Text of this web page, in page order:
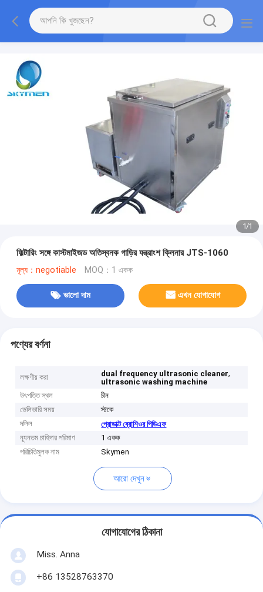
1/1
ফিল্টারিং সঙ্গে কাস্টমাইজড অতিস্বনক গাড়ির যন্ত্রাংশ ক্লিনার JTS-1060
মূল্য：negotiable MOQ：1 একক
ভালো দাম এখন যোগাযোগ
পণ্যের বর্ণনা
লক্ষণীয় করা dual frequency ultrasonic cleaner,
ultrasonic washing machine
উৎপত্তি স্থল
চীন
ডেলিভারি সময়
স্টকে
দলিল
প্রোডাক্ট ব্রোশিওর পিডিএফ
ন্যূনতম চাহিদার পরিমাণ
1 একক
পরিচিতিমুলক নাম
Skymen
আরো দেখুন
যোগাযোগের ঠিকানা
Miss. Anna
+86 13528763370